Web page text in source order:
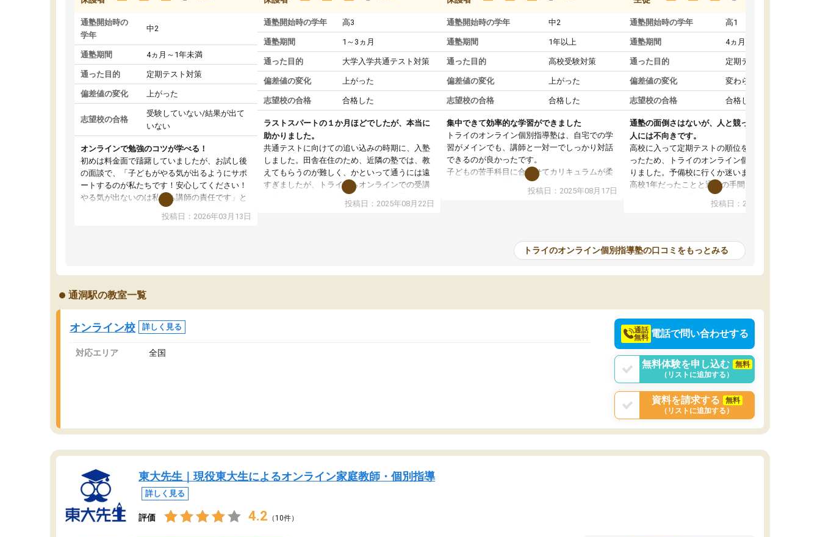
通塾開始時の
学年
中2
通塾期間 4ヵ月～1年未満
通った目的 定期テスト対策
偏差値の変化 上がった
志望校の合格
受験していない/結果が出て
いない
オンラインで勉強のコツが学べる！
初めは料金面で躊躇していましたが、お試し後
の面談で、「子どもがやる気が出るようにサポ
ートするのが私たちです！安心してください！
やる気が出ないのは私たち講師の責任です」と
言ってくださり、確かに！と考えて、思い切っ
て入塾しました。英語が苦手だったんですが、
い通り、少しずつ成績も上がり、苦手意識も無
くなってきたので、さらに苦手な数学も追加で
お願いしました。来年の高校受験に向けて頑張
っています。
投稿日：2026年03月13日
通塾開始時の学年 高3
通塾期間 1～3ヵ月
通った目的 大学入学共通テスト対策
偏差値の変化 上がった
志望校の合格 合格した
ラストスパートの１か月ほどでしたが、本当に
助かりました。
共通テストに向けての追い込みの時期に、入塾
しました。田舎在住のため、近隣の塾では、教
えてもらうのが難しく、かといって通うには遠
すぎましたが、トライならオンラインでの受講
が可能なので本当に助かりました。共通テスト
の内容重視でしたが、娘がわからないところを
投稿日：2025年08月22日
通塾開始時の学年 中2
通塾期間 1年以上
通った目的 高校受験対策
偏差値の変化 上がった
志望校の合格 合格した
集中できて効率的な学習ができました
トライのオンライン個別指導塾は、自宅での学
習がメインでも、講師と一対一でしっかり対話
できるのが良かったです。
子どもの苦手科目に合わせてカリキュラムが柔
軟に組まれて、理解度に応じて進み方を調整し
感しているようでした。
料金はやや高めではありますが、質の良い指導
投稿日：2025年08月17日
通塾開始時の学年 高1
通塾期間 4ヵ月～1年未満
通った目的 定期テスト対策
偏差値の変化 変わらなかった
志望校の合格 合格した
通塾の面倒さはないが、人と競って勉強したい
人には不向きです。
高校に入って定期テストの順位を下げたくなか
ったため、トライのオンライン個別指導塾に入
りました。予備校に行くか迷いましたが、まだ
高校1年だったことと通塾の手間が面倒だったの
でオンラインを選択しました。こちらの塾では
定期テストの内容に合わせて宿題を出してもら
かったのですが、自分以外の人がどのくらい同
じ勉強を理解しているのかが分からず、その点
投稿日：2025年08月09日
トライのオンライン個別指導塾の口コミをもっとみる
通洞駅の教室一覧
オンライン校 詳しく見る
対応エリア 全国
通話
無料 電話で問い合わせする
無料体験を申し込む
無料
（リストに追加する）
資料を請求する
無料
（リストに追加する）
東大先生｜現役東大生によるオンライン家庭教師・個別指導
詳しく見る
評価 4.2 （10件）